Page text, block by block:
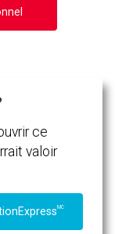
ce
valoir
MC